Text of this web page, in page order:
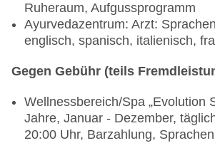
Ruheraum, Aufgussprogramm
Ayurvedazentrum: Arzt:
englisch, spanisch, italienisch,
Gegen Gebühr (teils
Wellnessbereich/Spa „Evolution
Jahre, Januar - Dezember,
20:00 Uhr, Barzahlung,